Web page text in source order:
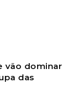
vão dominar
das